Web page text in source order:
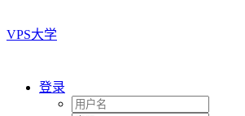
VPS大学
登录